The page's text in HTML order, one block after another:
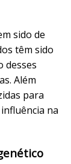
sido de
têm sido
desses
Além
para
na